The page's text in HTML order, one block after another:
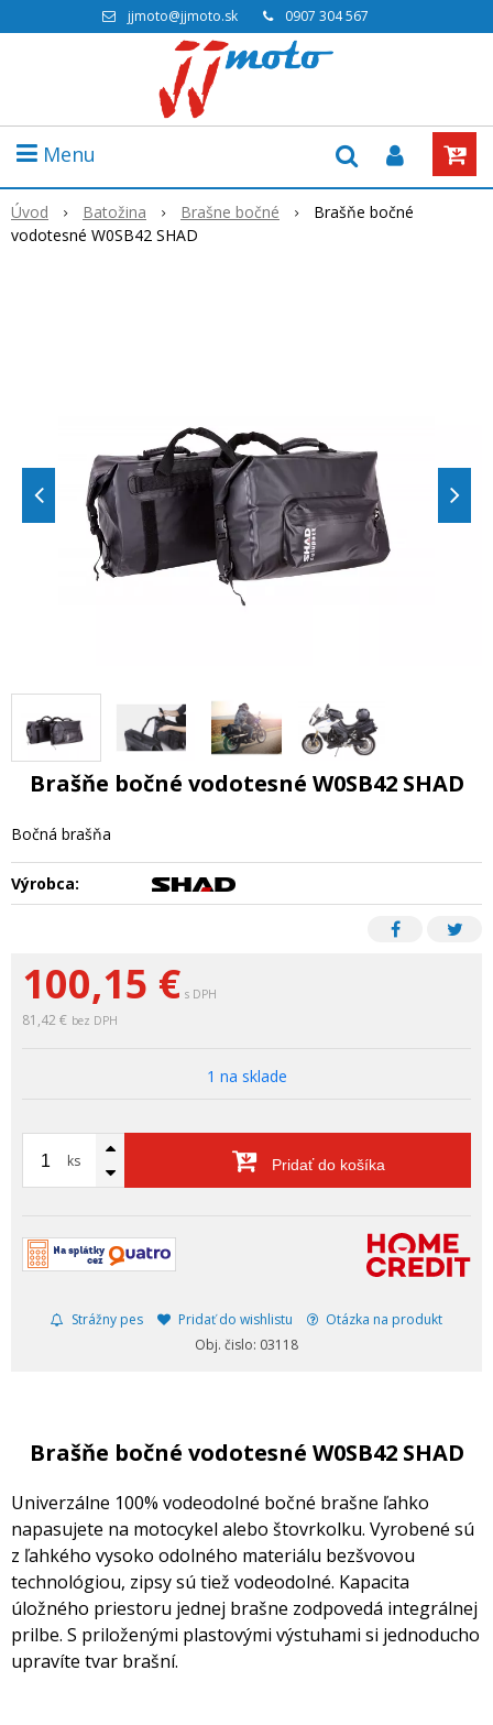
jjmoto@jjmoto.sk 0907 304 567
Menu
Úvod Batožina Brašne bočné
Brašňe bočné
vodotesné W0SB42 SHAD
100,15 € s DPH
81,42 € bez DPH
1 na sklade
ks Pridať do košíka
Strážny pes Pridať do wishlistu
Otázka na produkt
Obj. čislo: 03118
Brašňe bočné vodotesné W0SB42 SHAD
Bočná brašňa
Výrobca:
Brašňe bočné vodotesné W0SB42 SHAD
Univerzálne 100% vodeodolné bočné brašne ľahko
napasujete na motocykel alebo štovrkolku. Vyrobené sú
z ľahkého vysoko odolného materiálu bezšvovou
technológiou, zipsy sú tiež vodeodolné. Kapacita
úložného priestoru jednej brašne zodpovedá integrálnej
prilbe. S priloženými plastovými výstuhami si jednoducho
upravíte tvar brašní.